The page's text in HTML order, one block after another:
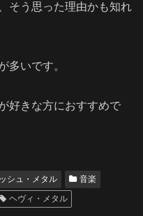
そう思った理由かも知れ
多いです。
好きな方におすすめで
シュ・メタル
音楽
ヘヴィ・メタル